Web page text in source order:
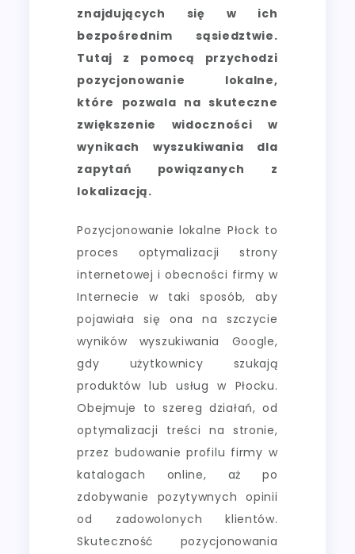
znajdujących się w ich
bezpośrednim sąsiedztwie.
Tutaj z pomocą przychodzi
pozycjonowanie lokalne,
które pozwala na skuteczne
zwiększenie widoczności w
wynikach wyszukiwania dla
zapytań powiązanych z
lokalizacją.
Pozycjonowanie lokalne Płock to
proces optymalizacji strony
internetowej i obecności firmy w
Internecie w taki sposób, aby
pojawiała się ona na szczycie
wyników wyszukiwania Google,
gdy użytkownicy szukają
produktów lub usług w Płocku.
Obejmuje to szereg działań, od
optymalizacji treści na stronie,
przez budowanie profilu firmy w
katalogach online, aż po
zdobywanie pozytywnych opinii
od zadowolonych klientów.
Skuteczność pozycjonowania